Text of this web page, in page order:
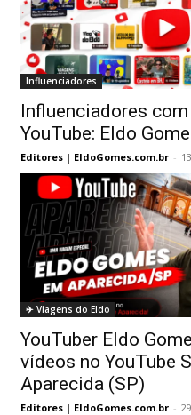
Influenciadores
Influenciadores
YouTube: Eldo
Editores | EldoGomes.com.br -
✈️ Viagens do Eldo
YouTuber Eldo
vídeos no YouTube
Aparecida (SP)
Editores | EldoGomes.com.br -